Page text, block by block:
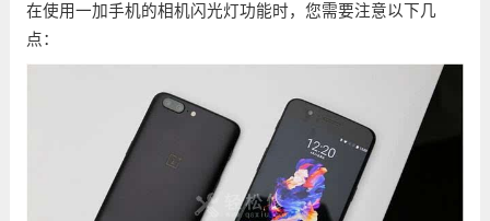
在使用一加手机的相机闪光灯功能时，您需要注意以下几
点：